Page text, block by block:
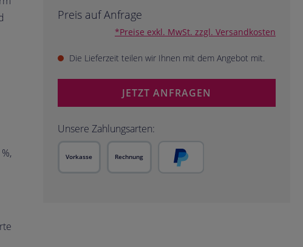
Preis auf Anfrage
*Preise exkl. MwSt. zzgl. Versandkosten
Die Lieferzeit teilen wir Ihnen mit dem Angebot mit.
JETZT ANFRAGEN
Unsere Zahlungsarten:
Rechnung
Vorkasse